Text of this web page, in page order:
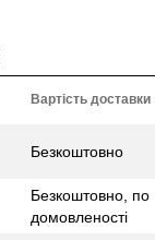
Вартість доставки
Безкоштовно
Безкоштовно, по
домовленості